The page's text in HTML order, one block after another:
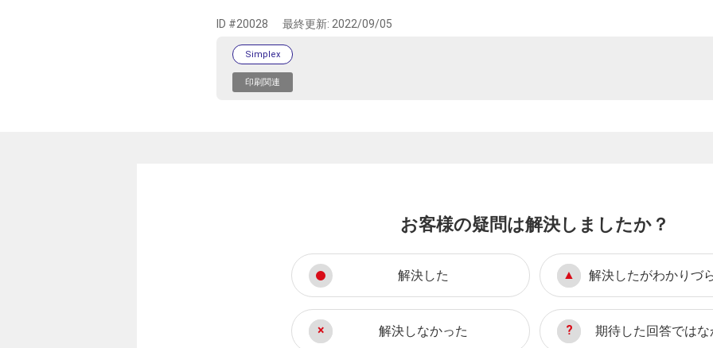
ID #20028 最終更新: 2022/09/05
Simplex
印刷関連
お客様の疑問は解決しましたか？
解決した 解決したがわかりづ
解決しなかった 期待した回答では